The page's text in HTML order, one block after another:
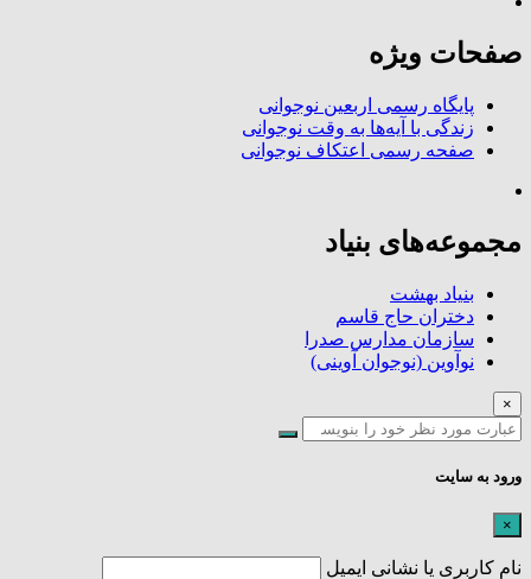
صفحات ویژه
پایگاه رسمی اربعین نوجوانی
زندگی با آیه‌ها به وقت نوجوانی
صفحه رسمی اعتکاف نوجوانی
مجموعه‌های بنیاد
بنیاد بهشت
دختران حاج قاسم
سازمان مدارس صدرا
نوآوین (نوجوان آوینی)
×
ورود به سایت
×
نام کاربری یا نشانی ایمیل